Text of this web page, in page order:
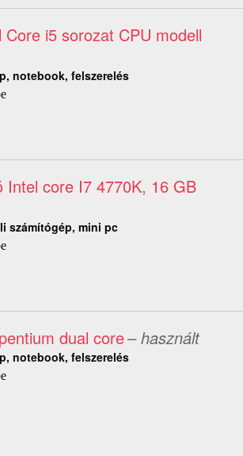
i5 sorozat CPU modell
notebook, felszerelés
Intel core I7 4770K, 16 GB
számítógép, mini pc
dual core– használt
notebook, felszerelés